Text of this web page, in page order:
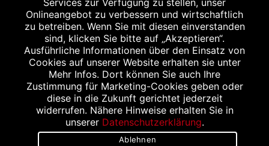
Zu Risiken und Nebenwirkungen lesen Sie die Packungsbeilage und fragen
Sie Ihren Arzt oder Apotheker.
Angabe nach der deutschen Arzneimitteltaxe Apothekenerstattungspreis
(AEP). Der AEP ist keine unverbindliche Preisempfehlung der Hersteller. Der
AEP ist ein von den Apotheken in Ansatz gebrachter Preis für rezeptfreie
Arzneimittel. Er entspricht in der Höhe dem für Apotheken verbindlichen
Abgabepreis, zu dem eine Apotheke in bestimmten Fällen (z.B. bei Kindern
unter 12 Jahren) das Produkt mit der gesetzlichen Krankenversicherung
abrechnet. Der AEP ist der allgemeine Erstattungspreis im Falle einer
Kostenübernahme durch die gesetzlichen Krankenkassen, vor Abzug eines
Zwangsrabattes (zur Zeit 5%) nach §130 Abs. 1 SGB V.
Unverbindliche Preisempfehlung des Herstellers (UVP).
Services zur Verfügung zu stellen, unser
Onlineangebot zu verbessern und wirtschaftlich
zu betreiben. Wenn Sie mit diesen einverstanden
sind, klicken Sie bitte auf „Akzeptieren“.
Ausführliche Informationen über den Einsatz von
Cookies auf unserer Website erhalten sie unter
Mehr Infos. Dort können Sie auch Ihre
Zustimmung für Marketing-Cookies geben oder
diese in die Zukunft gerichtet jederzeit
widerrufen. Nähere Hinweise erhalten Sie in
unserer Datenschutzerklärung.
Ablehnen